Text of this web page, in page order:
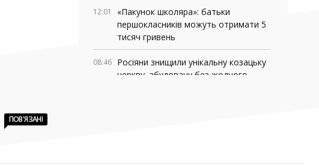
12:01
«Пакунок школяра»: батьки
першокласників можуть отримати 5
тисяч гривень
08:46 Росіяни знищили унікальну козацьку
церкву, збудовану без жодного
ПОВ'ЯЗАНІ